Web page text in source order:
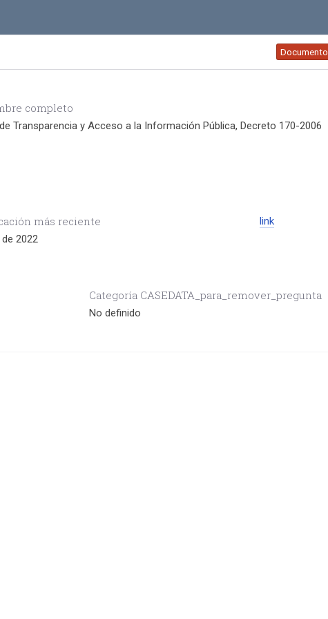
Documento
completo
Transparencia y Acceso a la Información Pública, Decreto 170-2006
más reciente
2022
link
Categoría CASEDATA_para_remover_pregunta
No definido